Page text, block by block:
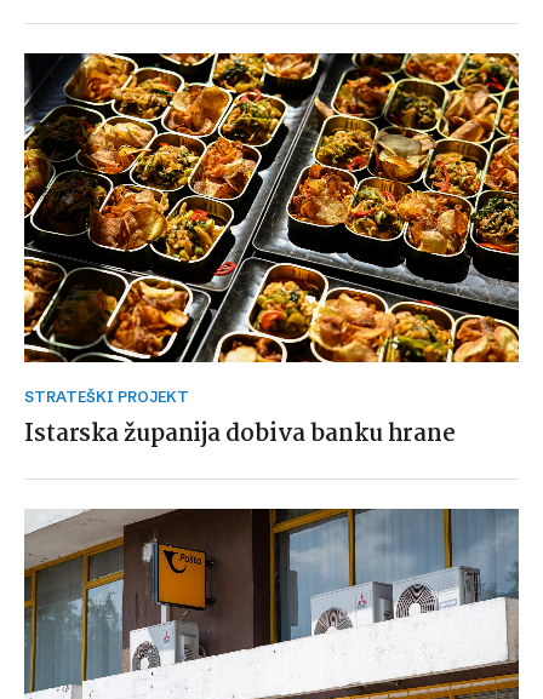
STRATEŠKI PROJEKT
Istarska županija dobiva banku hrane